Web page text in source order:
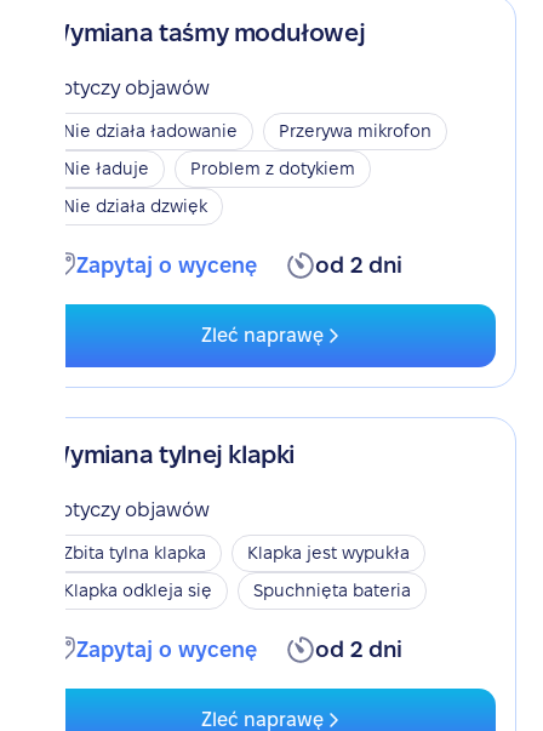
Wymiana taśmy modułowej
Dotyczy objawów
Nie działa ładowanie
Przerywa mikrofon
Nie ładuje
Problem z dotykiem
Nie działa dzwięk
Zapytaj o wycenę od 2 dni
Zleć naprawę
Wymiana tylnej klapki
Dotyczy objawów
Zbita tylna klapka
Klapka jest wypukła
Klapka odkleja się
Spuchnięta bateria
Zapytaj o wycenę od 2 dni
Zleć naprawę